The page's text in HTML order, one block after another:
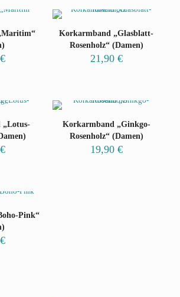
€
Korkarmband „Glasblatt-
Rosenholz“ (Damen)
21,90 €
€
Korkarmband „Ginkgo-
Rosenholz“ (Damen)
19,90 €
Pink“
€